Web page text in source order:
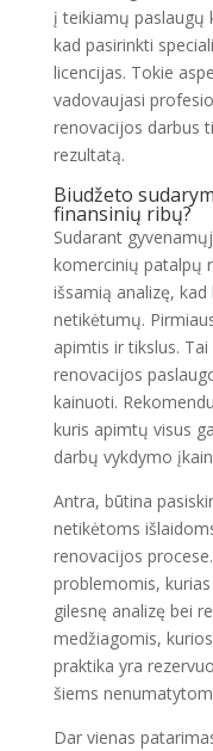
į teikiamų paslaugų
kad pasirinkti
licencijas. Tokie
vadovaujasi
renovacijos darbus
rezultatą.
Biudžeto
finansinių ribų?
Sudarant
komercinių patalpų
išsamią analizę,
netikėtumų.
apimtis ir tikslus.
renovacijos
kainuoti.
kuris apimtų visus
darbų vykdymo
Antra, būtina
netikėtoms
renovacijos
problemomis,
gilesnę analizę bei
medžiagomis,
praktika yra
šiems
Dar vienas